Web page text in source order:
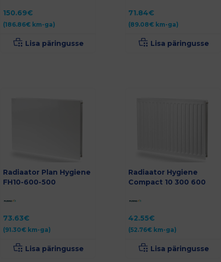
150.69€
(186.86€ km-ga)
Lisa päringusse
71.84€
(89.08€ km-ga)
Lisa päringusse
Radiaator Plan Hygiene
FH10-600-500
73.63€
(91.30€ km-ga)
Lisa päringusse
Radiaator Hygiene
Compact 10 300 600
42.55€
(52.76€ km-ga)
Lisa päringusse